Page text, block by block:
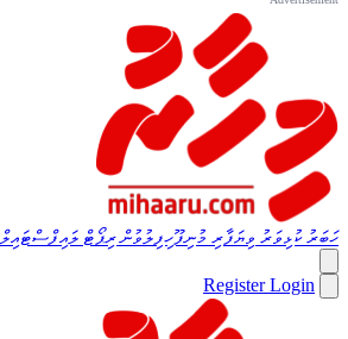
ހަބަރުކުޅިވަރު ވިޔަފާރި މުނިފޫހިފިލުވުންރިޕޯޓް ލައިފްސްޓައިލް
RegisterLogin